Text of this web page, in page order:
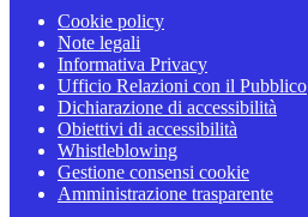
Cookie policy
Note legali
Informativa Privacy
Ufficio Relazioni con il Pubblico
Dichiarazione di accessibilità
Obiettivi di accessibilità
Whistleblowing
Gestione consensi cookie
Amministrazione trasparente